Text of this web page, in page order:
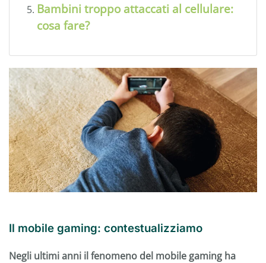
Bambini troppo attaccati al cellulare:
cosa fare?
Il mobile gaming: contestualizziamo
Negli ultimi anni il fenomeno del mobile gaming ha